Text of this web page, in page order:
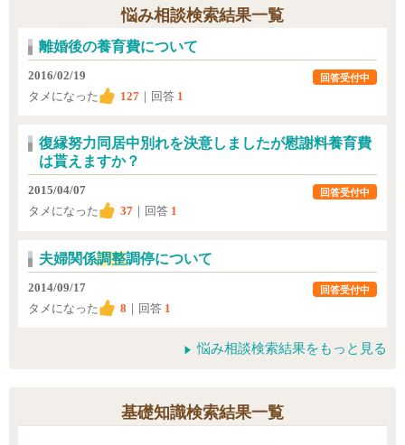
悩み相談検索結果一覧
離婚後の養育費について
2016/02/19
タメになった
127 ｜回答 1
回答受付中
復縁努力同居中別れを決意しましたが慰謝料養育費
は貰えますか？
2015/04/07
タメになった
37 ｜回答 1
回答受付中
夫婦関係調整調停について
2014/09/17
タメになった
8 ｜回答 1
回答受付中
悩み相談検索結果をもっと見る
基礎知識検索結果一覧